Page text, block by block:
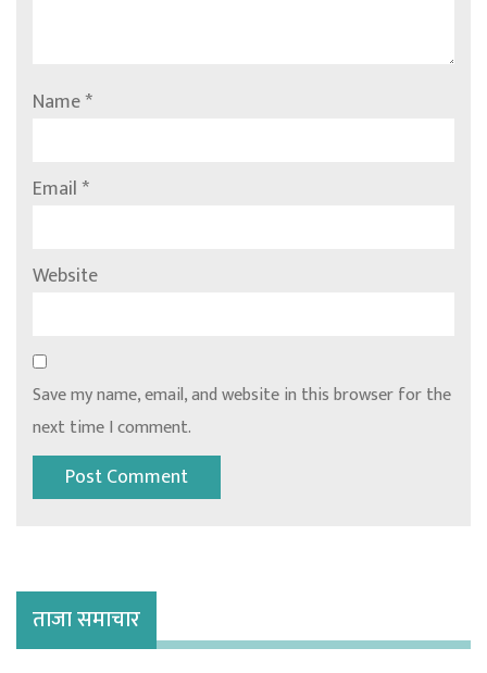
Name*
Email*
Website
Save my name, email, and website in this browser for the
next time I comment.
ताजा समाचार